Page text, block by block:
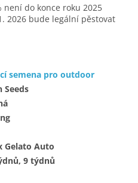
není do konce roku 2025
2026 bude legální pěstovat
semena pro outdoor
Seeds
Gelato Auto
9 týdnů